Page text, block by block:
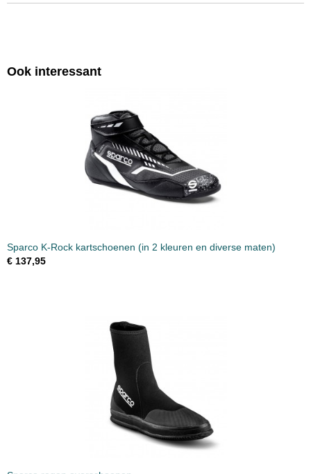
Ook interessant
Sparco K-Rock kartschoenen (in 2 kleuren en diverse maten)
€ 137,95